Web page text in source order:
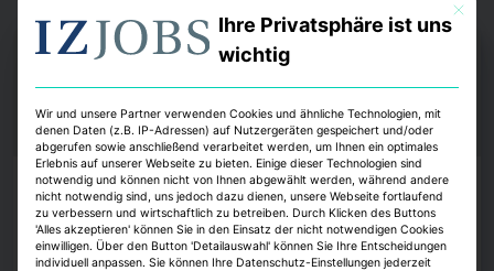
Köpfe
Strategis ernennt Roland D. Schleider zum
Head of Business Development
Mit
Ihre Privatsphäre ist uns
wichtig
Wir und unsere Partner verwenden Cookies und ähnliche Technologien, mit
denen Daten (z.B. IP-Adressen) auf Nutzergeräten gespeichert und/oder
abgerufen sowie anschließend verarbeitet werden, um Ihnen ein optimales
Erlebnis auf unserer Webseite zu bieten. Einige dieser Technologien sind
notwendig und können nicht von Ihnen abgewählt werden, während andere
nicht notwendig sind, uns jedoch dazu dienen, unsere Webseite fortlaufend
zu verbessern und wirtschaftlich zu betreiben. Durch Klicken des Buttons
'Alles akzeptieren' können Sie in den Einsatz der nicht notwendigen Cookies
einwilligen. Über den Button 'Detailauswahl' können Sie Ihre Entscheidungen
individuell anpassen. Sie können Ihre Datenschutz-Einstellungen jederzeit